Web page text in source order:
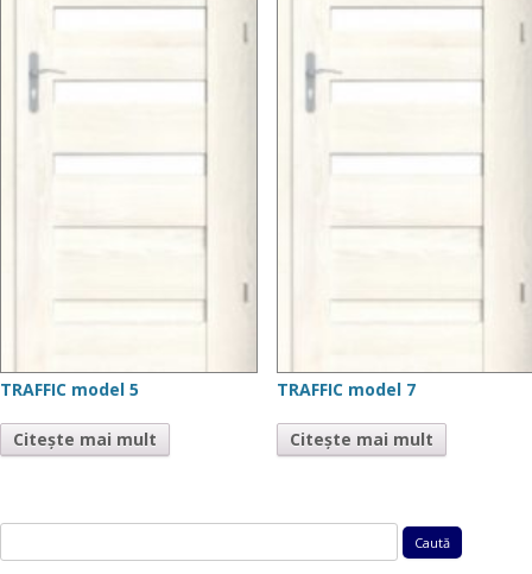
TRAFFIC model 5
Citește mai mult
TRAFFIC model 7
Citește mai mult
după: